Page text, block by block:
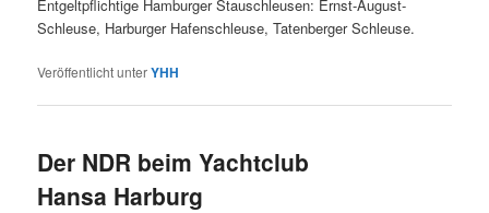
Entgeltpflichtige Hamburger Stauschleusen: Ernst-August-
Schleuse, Harburger Hafenschleuse, Tatenberger Schleuse.
Veröffentlicht unterYHH
Der NDR beim Yachtclub
Hansa Harburg